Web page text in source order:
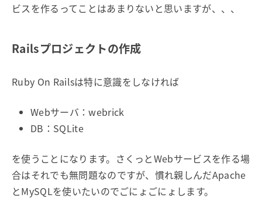
ビスを作るってことはあまりないと思いますが、、、
Railsプロジェクトの作成
Ruby On Railsは特に意識をしなければ
Webサーバ：webrick
DB：SQLite
を使うことになります。さくっとWebサービスを作る場
合はそれでも無問題なのですが、慣れ親しんだApache
とMySQLを使いたいのでごにょごにょします。